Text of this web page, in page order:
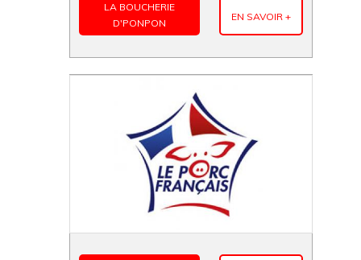
LA BOUCHERIE
D'PONPON
EN SAVOIR +